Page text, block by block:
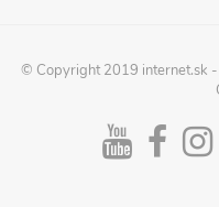
© Copyright 2019 internet.sk